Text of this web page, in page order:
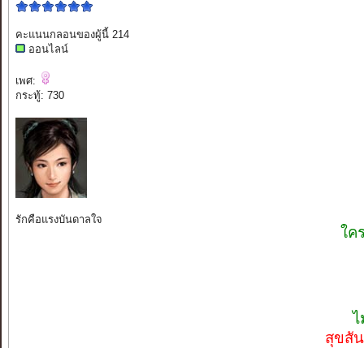
คะแนนกลอนของผู้นี้ 214
ออนไลน์
เพศ:
กระทู้: 730
รักคือแรงบันดาลใจ
ใค
สุขสั